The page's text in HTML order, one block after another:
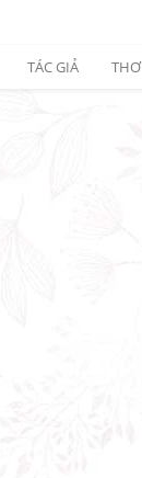
TÁC GIẢ THƠ